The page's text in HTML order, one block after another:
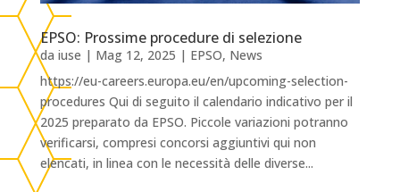
EPSO: Prossime procedure di selezione
da iuse | Mag 12, 2025 | EPSO, News
https://eu-careers.europa.eu/en/upcoming-selection-
procedures Qui di seguito il calendario indicativo per il
2025 preparato da EPSO. Piccole variazioni potranno
verificarsi, compresi concorsi aggiuntivi qui non
elencati, in linea con le necessità delle diverse...